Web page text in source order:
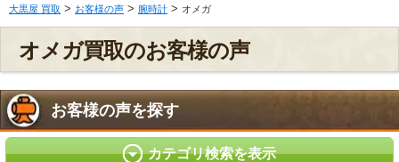
大黒屋 買取 > お客様の声 > 腕時計 > オメガ
オメガ買取のお客様の声
お客様の声を探す
カテゴリ検索を表示